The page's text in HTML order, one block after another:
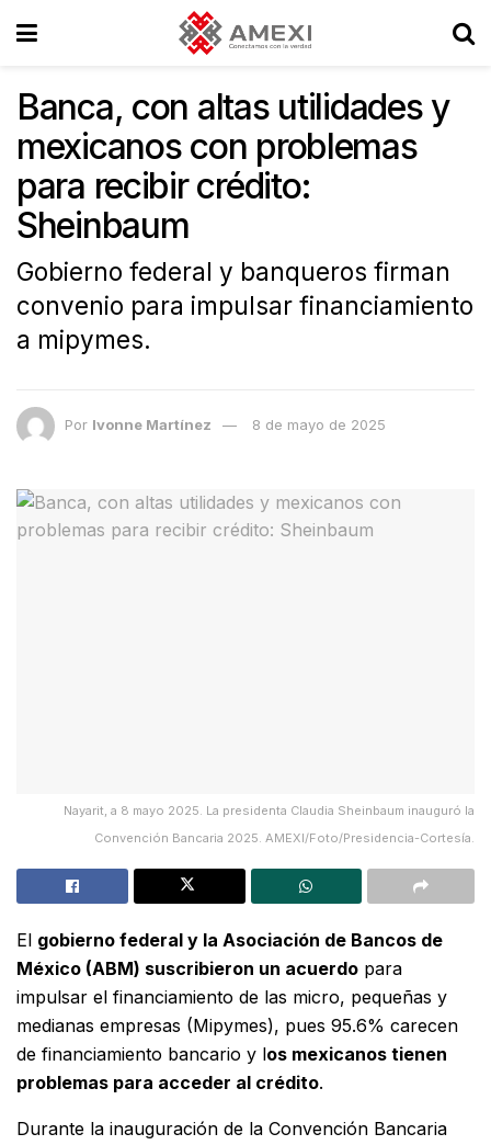
Banca, con altas utilidades y
mexicanos con problemas
para recibir crédito:
Sheinbaum
Gobierno federal y banqueros firman
convenio para impulsar financiamiento
a mipymes.
Por Ivonne Martínez 8 de mayo de 2025
Nayarit, a 8 mayo 2025. La presidenta Claudia Sheinbaum inauguró la
Convención Bancaria 2025. AMEXI/Foto/Presidencia-Cortesía.
El gobierno federal y la Asociación de Bancos de
México (ABM) suscribieron un acuerdo para
impulsar el financiamiento de las micro, pequeñas y
medianas empresas (Mipymes), pues 95.6% carecen
de financiamiento bancario y los mexicanos tienen
problemas para acceder al crédito.
Durante la inauguración de la Convención Bancaria